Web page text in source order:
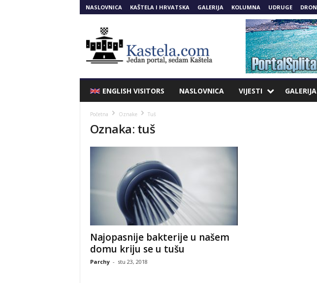
NASLOVNICA KAŠTELA I HRVATSKA GALERIJA KOLUMNA UDRUGE DRON
ENGLISH VISITORS NASLOVNICA VIJESTI GALERIJA
Početna Oznake Tuš
Oznaka: tuš
Najopasnije bakterije u našem
domu kriju se u tušu
Parchy - stu 23, 2018